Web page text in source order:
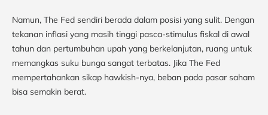
Namun, The Fed sendiri berada dalam posisi yang sulit. Dengan
tekanan inflasi yang masih tinggi pasca-stimulus fiskal di awal
tahun dan pertumbuhan upah yang berkelanjutan, ruang untuk
memangkas suku bunga sangat terbatas. Jika The Fed
mempertahankan sikap hawkish-nya, beban pada pasar saham
bisa semakin berat.